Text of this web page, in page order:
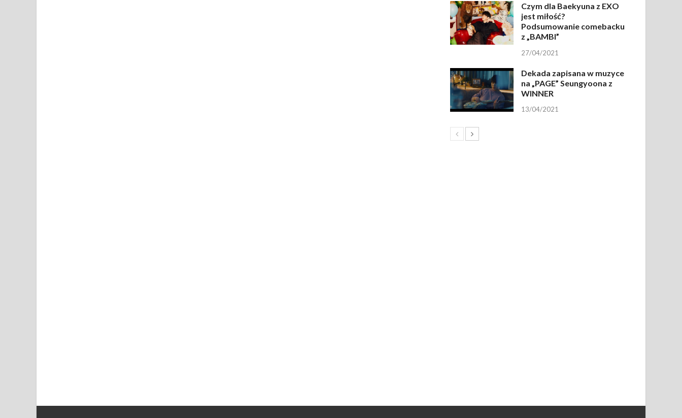
Czym dla Baekyuna z EXO
jest miłość?
Podsumowanie comebacku
z „BAMBI”
27/04/2021
Dekada zapisana w muzyce
na „PAGE” Seungyoona z
WINNER
13/04/2021